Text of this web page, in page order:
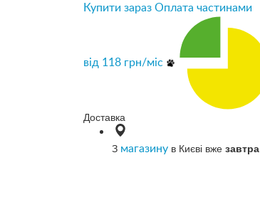
Купити зараз Оплата частинами
від 118 грн/міс
Доставка
З магазину в Києві вже завтра